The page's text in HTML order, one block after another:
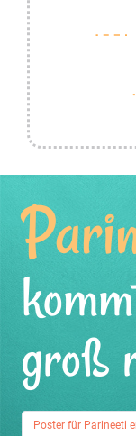
groß
Poster für Parineeti